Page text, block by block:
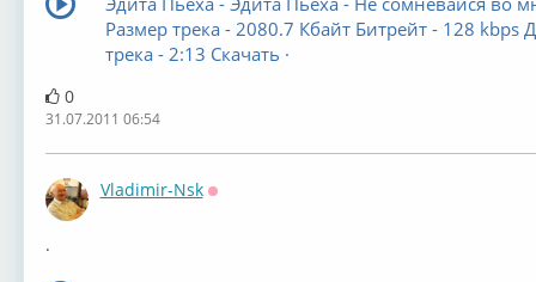
Размер трека - 2080.7 Кбайт Битрейт - 128 kbps
трека - 2:13 Скачать ·
0
31.07.2011 06:54
Vladimir-Nsk
.